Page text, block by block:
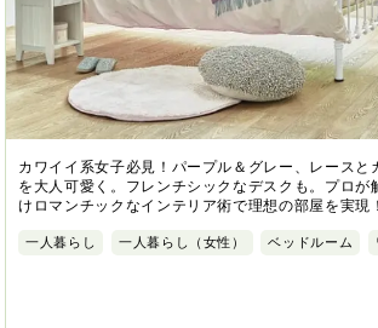
カワイイ系女子必見！パープル＆グレー、レースと
を大人可愛く。フレンチシックなデスクも。プロが
けロマンチックなインテリア術で理想の部屋を実現！
一人暮らし 一人暮らし（女性） ベッドルーム